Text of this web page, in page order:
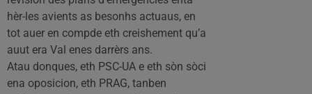
hèr-les avients as besonhs actuaus, en
tot auer en compde eth creishement qu’a
auut era Val enes darrèrs ans.
Atau donques, eth PSC-UA e eth sòn sòci
ena oposicion, eth PRAG, tanben